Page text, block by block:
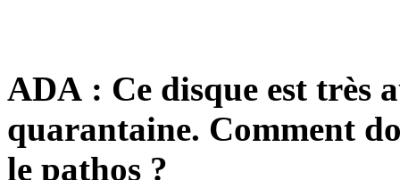
ADA : Ce disque est très
quarantaine. Comment
le pathos ?